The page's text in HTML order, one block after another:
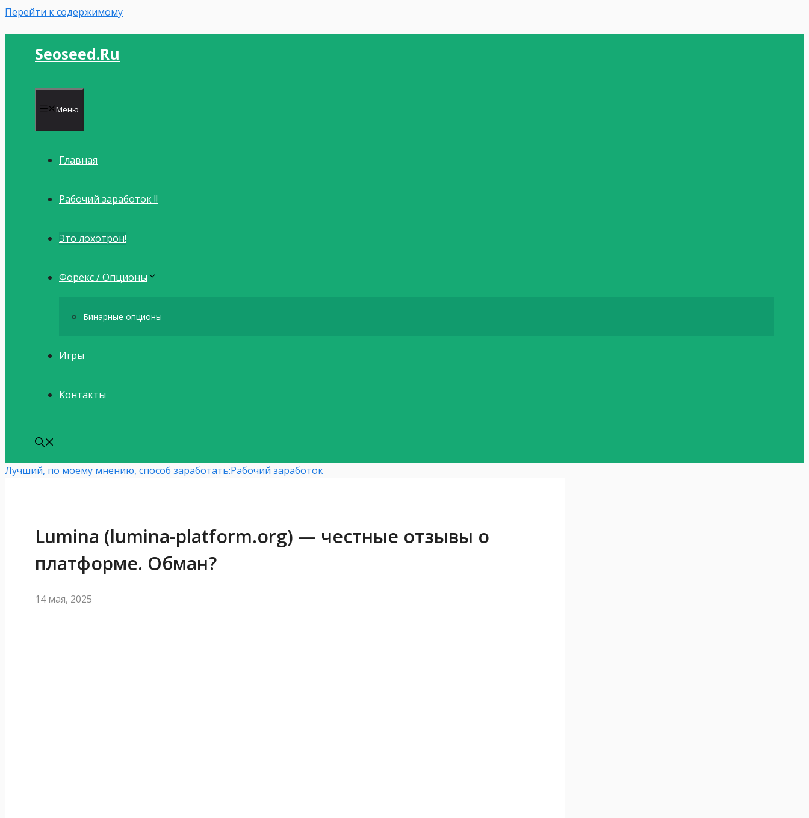
Перейти к содержимому
Seoseed.ru
Меню
Главная
Рабочий заработок !!
Это лохотрон!
Форекс / Опционы
Бинарные опционы
Игры
Контакты
Лучший, по моему мнению, способ заработать:Рабочий заработок
Lumina (lumina-platform.org) — честные отзывы о
платформе. Обман?
14 мая, 2025